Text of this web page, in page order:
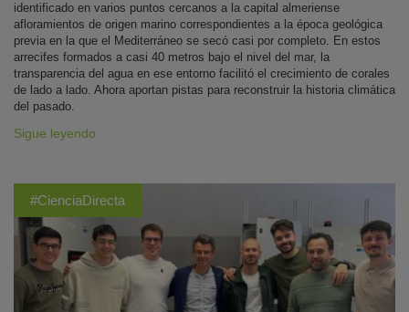
identificado en varios puntos cercanos a la capital almeriense
afloramientos de origen marino correspondientes a la época geológica
previa en la que el Mediterráneo se secó casi por completo. En estos
arrecifes formados a casi 40 metros bajo el nivel del mar, la
transparencia del agua en ese entorno facilitó el crecimiento de corales
de lado a lado. Ahora aportan pistas para reconstruir la historia climática
del pasado.
Sigue leyendo
#CienciaDirecta